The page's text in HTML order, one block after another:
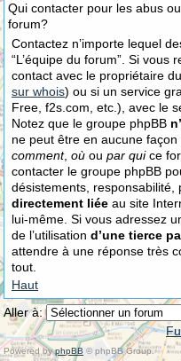
Qui contacter pour les abus
forum?
Contactez n’importe lequel
“L’équipe du forum”. Si
contact avec le propriétaire
sur whois) ou si un service
Free, f2s.com, etc.), avec le
Notez que le groupe phpBB
ne peut être en aucune
comment, où ou par quice
contacter le groupe phpBB
désistements, responsabilité,
directement liée au site
lui-même. Si vous adressez
de l’utilisation d’une tierce
attendre à une réponse très
tout.
Haut
Aller à:
Powered byphpBB © phpBB Group.